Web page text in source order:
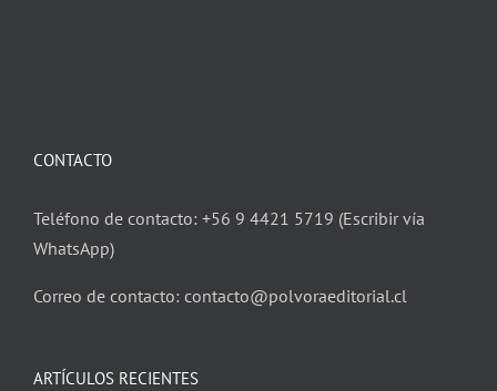
CONTACTO
Teléfono de contacto: +56 9 4421 5719 (Escribir vía
WhatsApp)
Correo de contacto: contacto@polvoraeditorial.cl
ARTÍCULOS RECIENTES